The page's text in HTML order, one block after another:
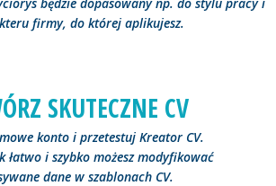
będzie dopasowany np. do stylu pracy i
firmy, do której aplikujesz.
SKUTECZNE CV
konto i przetestuj Kreator CV.
łatwo i szybko możesz modyfikować
dane w szablonach CV.